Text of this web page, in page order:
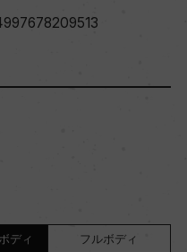
ディ フルボディ